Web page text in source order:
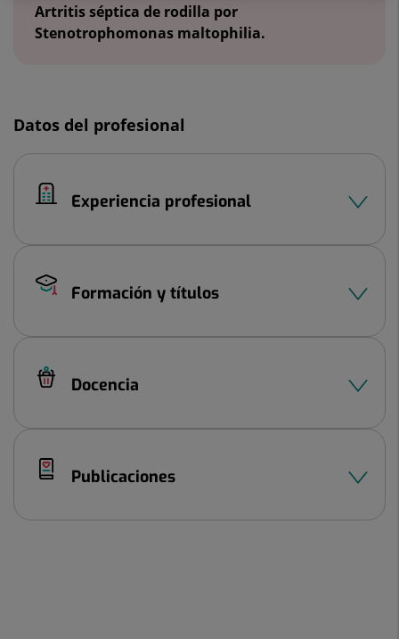
Artritis séptica de rodilla por
Stenotrophomonas maltophilia.
Datos del profesional
Experiencia profesional
Formación y títulos
Docencia
Publicaciones